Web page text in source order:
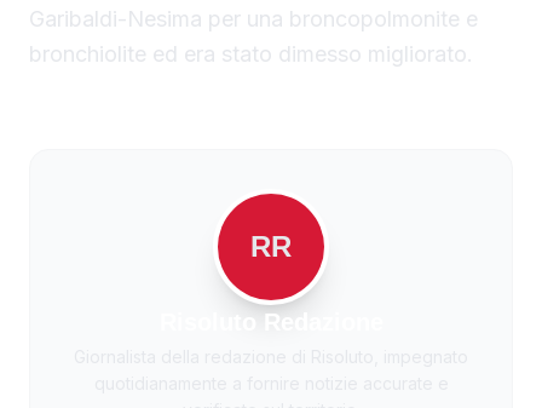
Garibaldi-Nesima per una broncopolmonite e
bronchiolite ed era stato dimesso migliorato.
RR
Risoluto Redazione